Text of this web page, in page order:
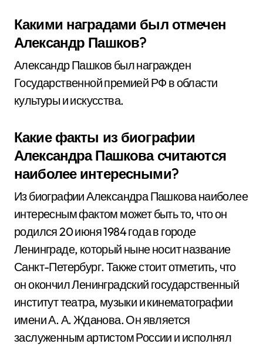
Какими наградами был отмечен
Александр Пашков?
Александр Пашков был награжден
Государственной премией РФ в области
культуры и искусства.
Какие факты из биографии
Александра Пашкова считаются
наиболее интересными?
Из биографии Александра Пашкова наиболее
интересным фактом может быть то, что он
родился 20 июня 1984 года в городе
Ленинграде, который ныне носит название
Санкт-Петербург. Также стоит отметить, что
он окончил Ленинградский государственный
институт театра, музыки и кинематографии
имени А. А. Жданова. Он является
заслуженным артистом России и исполнял